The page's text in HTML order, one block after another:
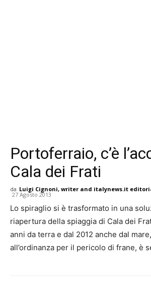
Portoferraio, c’è
Cala dei Frati
da Luigi Cignoni, writer and italynews.it
27 Agosto 2013
Lo spiraglio si è trasformato in una
riapertura della spiaggia di Cala dei
anni da terra e dal 2012 anche dal
all’ordinanza per il pericolo di frane, è